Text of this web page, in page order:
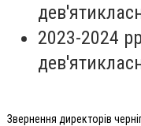
2023-2024
Звернення директорів